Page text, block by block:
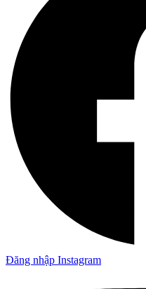
Đăng nhập Instagram